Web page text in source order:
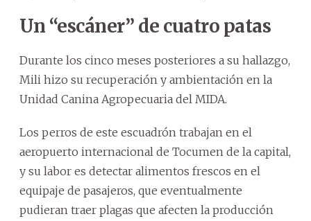
Un “escáner” de cuatro patas
Durante los cinco meses posteriores a su hallazgo,
Mili hizo su recuperación y ambientación en la
Unidad Canina Agropecuaria del MIDA.
Los perros de este escuadrón trabajan en el
aeropuerto internacional de Tocumen de la capital,
y su labor es detectar alimentos frescos en el
equipaje de pasajeros, que eventualmente
pudieran traer plagas que afecten la producción